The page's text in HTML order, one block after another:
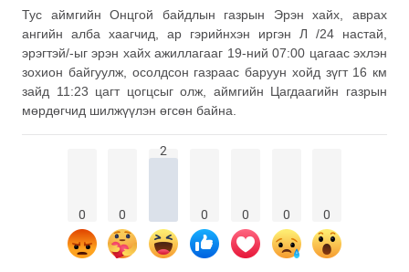
Тус аймгийн Онцгой байдлын газрын Эрэн хайх, аврах
ангийн алба хаагчид, ар гэрийнхэн иргэн Л /24 настай,
эрэгтэй/-ыг эрэн хайх ажиллагааг 19-ний 07:00 цагаас эхлэн
зохион байгуулж, осолдсон газраас баруун хойд зүгт 16 км
зайд 11:23 цагт цогцсыг олж, аймгийн Цагдаагийн газрын
мөрдөгчид шилжүүлэн өгсөн байна.
0 0
2
0 0 0 0